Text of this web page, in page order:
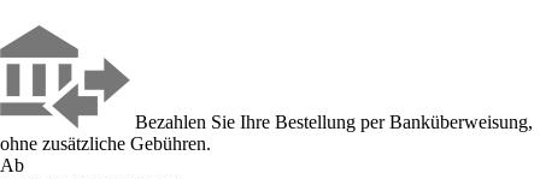
Bezahlen Sie Ihre Bestellung per Banküberweisung,
ohne zusätzliche Gebühren.
Ab